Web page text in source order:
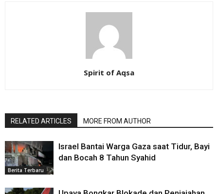
Spirit of Aqsa
RELATED ARTICLES MORE FROM AUTHOR
Berita Terbaru
Israel Bantai Warga Gaza saat Tidur, Bayi
dan Bocah 8 Tahun Syahid